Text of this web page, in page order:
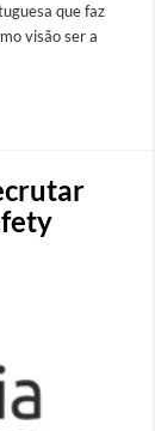
que faz
visão ser a